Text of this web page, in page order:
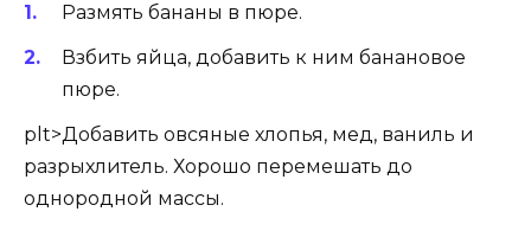
Размять бананы в пюре.
Взбить яйца, добавить к ним банановое
пюре.
plt>Добавить овсяные хлопья, мед, ваниль и
разрыхлитель. Хорошо перемешать до
однородной массы.